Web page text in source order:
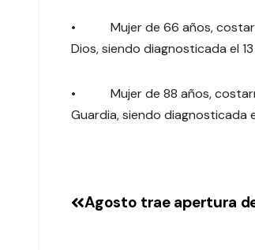
• Mujer de 66 años,
Dios, siendo diagnosticada el
• Mujer de 88 años,
Guardia, siendo diagnosticada
Agosto trae apertura